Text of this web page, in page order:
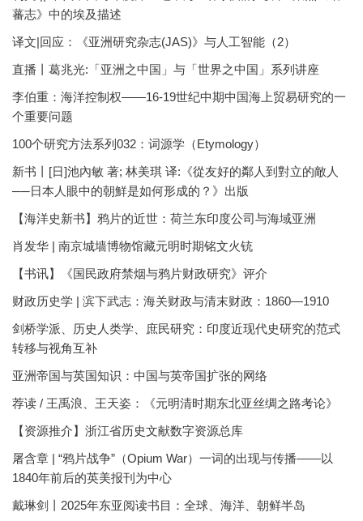
蕃志》中的埃及描述
译文|回应：《亚洲研究杂志(JAS)》与人工智能（2）
直播丨葛兆光:「亚洲之中国」与「世界之中国」系列讲座
李伯重：海洋控制权——16-19世纪中期中国海上贸易研究的一
个重要问题
100个研究方法系列032：词源学（Etymology）
新书丨[日]池內敏 著; 林美琪 译:《從友好的鄰人到對立的敵人
──日本人眼中的朝鮮是如何形成的？》出版
【海洋史新书】鸦片的近世：荷兰东印度公司与海域亚洲
肖发华 | 南京城墙博物馆藏元明时期铭文火铳
【书讯】《国民政府禁烟与鸦片财政研究》评介
财政历史学 | 滨下武志：海关财政与清末财政：1860—1910
剑桥学派、历史人类学、庶民研究：印度近现代史研究的范式
转移与视角互补
亚洲帝国与英国知识：中国与英帝国扩张的网络
荐读 / 王禹浪、王天姿：《元明清时期东北亚丝绸之路考论》
【资源推介】浙江省历史文献数字资源总库
屠含章 | “鸦片战争”（Opium War）一词的出现与传播——以
1840年前后的英美报刊为中心
戴琳剑丨2025年东亚阅读书目：全球、海洋、朝鲜半岛